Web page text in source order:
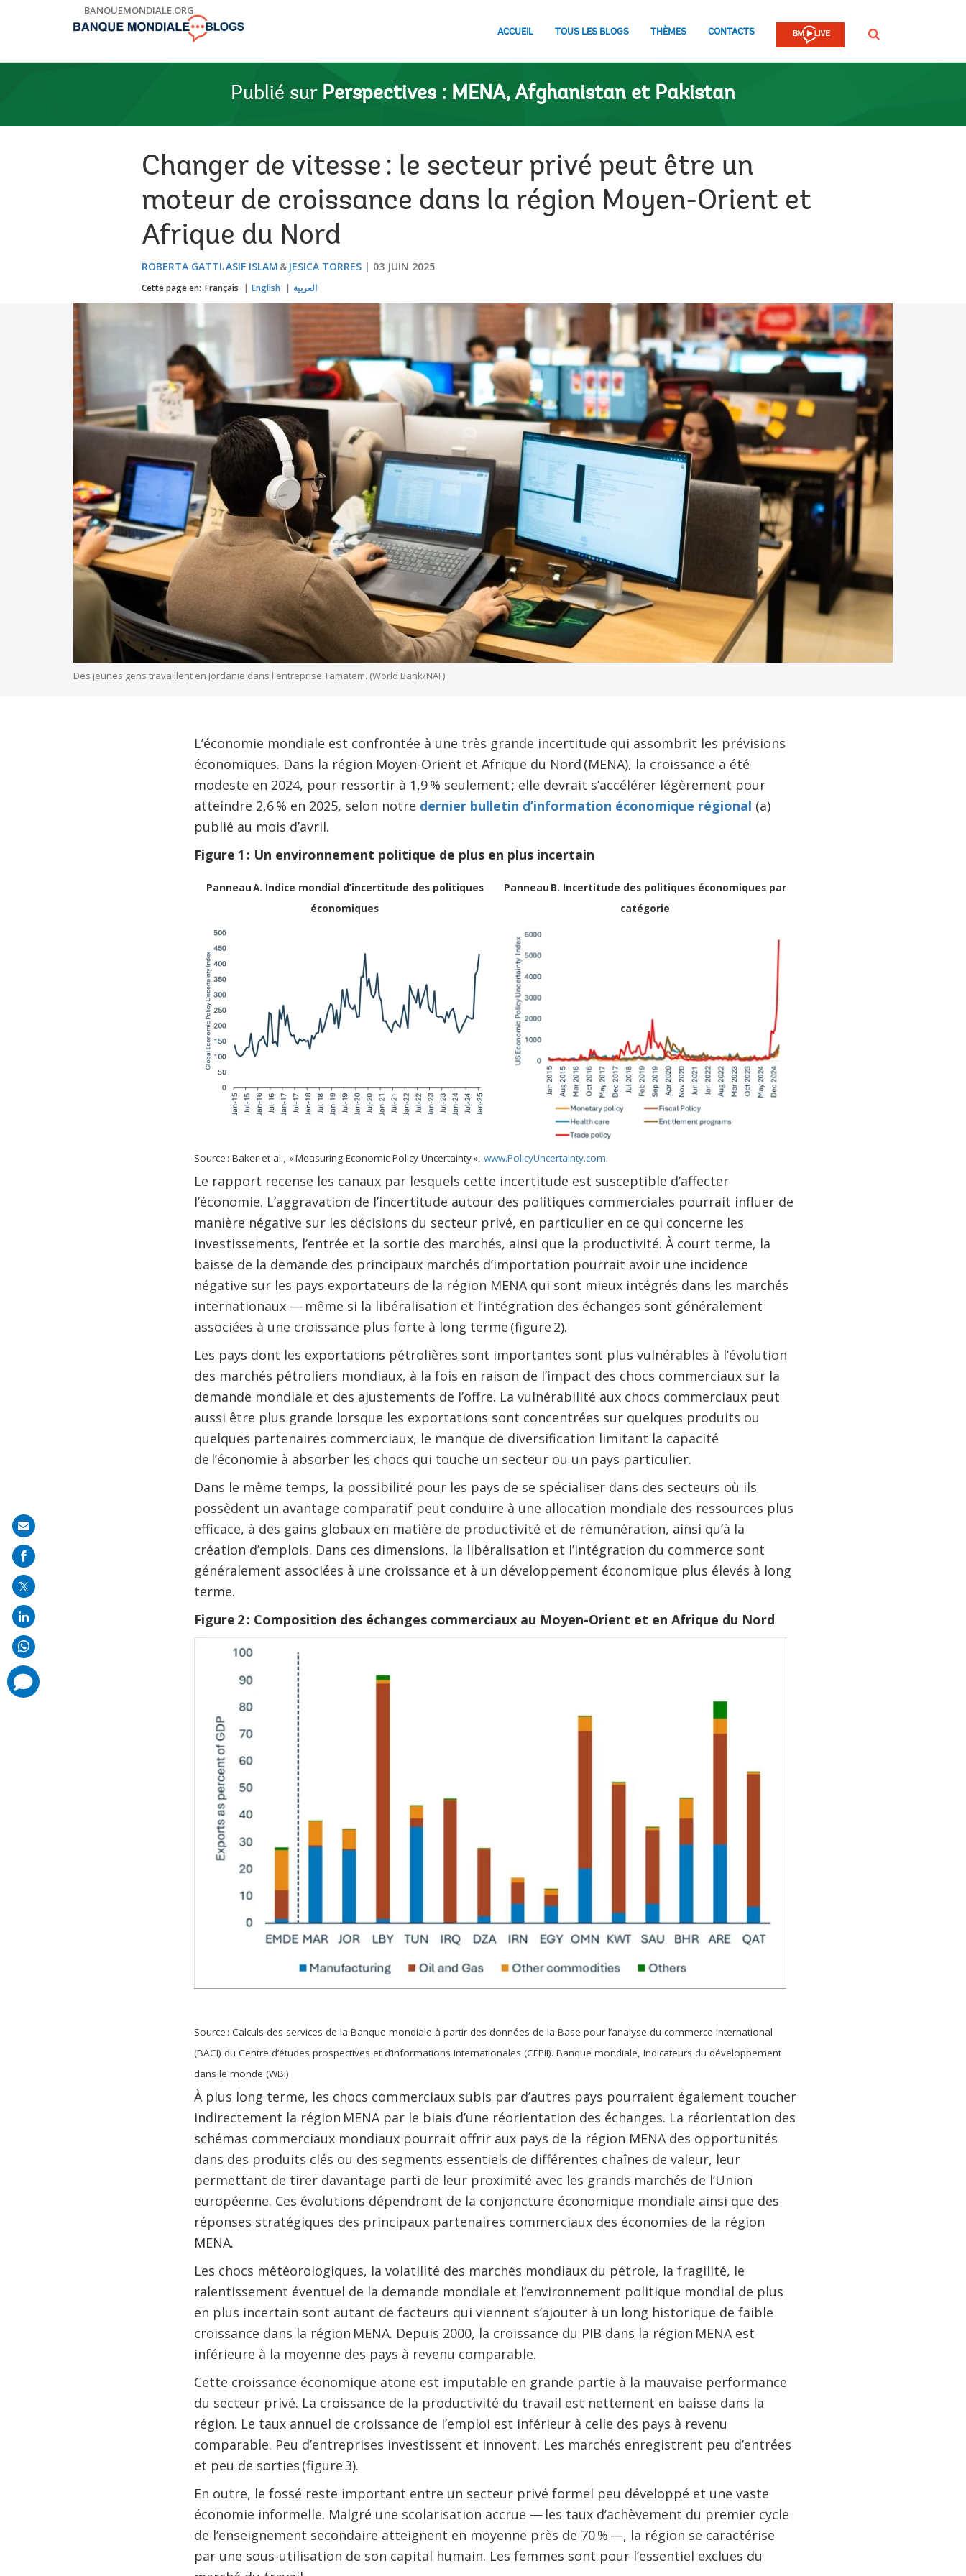
BANQUEMONDIALE.ORG
ACCUEIL TOUS LES BLOGS THÈMES CONTACTS Rechercher
Publié sur Perspectives : MENA, Afghanistan et Pakistan
Changer de vitesse : le secteur privé peut être un
moteur de croissance dans la région Moyen-Orient et
Afrique du Nord
ROBERTA GATTI ASIF ISLAM JESICA TORRES 03 JUIN 2025
Cette page en: Français English العربية
Des jeunes gens travaillent en Jordanie dans l'entreprise Tamatem. (World Bank/NAF)
L’économie mondiale est confrontée à une très grande incertitude qui assombrit les prévisions
économiques. Dans la région Moyen-Orient et Afrique du Nord (MENA), la croissance a été
modeste en 2024, pour ressortir à 1,9 % seulement ; elle devrait s’accélérer légèrement pour
atteindre 2,6 % en 2025, selon notre dernier bulletin d’information économique régional (a)
publié au mois d’avril.
Figure 1 : Un environnement politique de plus en plus incertain
Panneau A. Indice mondial d’incertitude des politiques
économiques
Panneau B. Incertitude des politiques économiques par
catégorie
Source : Baker et al., « Measuring Economic Policy Uncertainty », www.PolicyUncertainty.com.
Le rapport recense les canaux par lesquels cette incertitude est susceptible d’affecter
l’économie. L’aggravation de l’incertitude autour des politiques commerciales pourrait influer de
manière négative sur les décisions du secteur privé, en particulier en ce qui concerne les
investissements, l’entrée et la sortie des marchés, ainsi que la productivité. À court terme, la
baisse de la demande des principaux marchés d’importation pourrait avoir une incidence
négative sur les pays exportateurs de la région MENA qui sont mieux intégrés dans les marchés
internationaux — même si la libéralisation et l’intégration des échanges sont généralement
associées à une croissance plus forte à long terme (figure 2).
Les pays dont les exportations pétrolières sont importantes sont plus vulnérables à l’évolution
des marchés pétroliers mondiaux, à la fois en raison de l’impact des chocs commerciaux sur la
demande mondiale et des ajustements de l’offre. La vulnérabilité aux chocs commerciaux peut
aussi être plus grande lorsque les exportations sont concentrées sur quelques produits ou
quelques partenaires commerciaux, le manque de diversification limitant la capacité
de l’économie à absorber les chocs qui touche un secteur ou un pays particulier.
Dans le même temps, la possibilité pour les pays de se spécialiser dans des secteurs où ils
possèdent un avantage comparatif peut conduire à une allocation mondiale des ressources plus
efficace, à des gains globaux en matière de productivité et de rémunération, ainsi qu’à la
création d’emplois. Dans ces dimensions, la libéralisation et l’intégration du commerce sont
généralement associées à une croissance et à un développement économique plus élevés à long
terme.
Figure 2 : Composition des échanges commerciaux au Moyen-Orient et en Afrique du Nord
Source : Calculs des services de la Banque mondiale à partir des données de la Base pour l’analyse du commerce international
(BACI) du Centre d’études prospectives et d’informations internationales (CEPII). Banque mondiale, Indicateurs du développement
dans le monde (WBI).
À plus long terme, les chocs commerciaux subis par d’autres pays pourraient également toucher
indirectement la région MENA par le biais d’une réorientation des échanges. La réorientation des
schémas commerciaux mondiaux pourrait offrir aux pays de la région MENA des opportunités
dans des produits clés ou des segments essentiels de différentes chaînes de valeur, leur
permettant de tirer davantage parti de leur proximité avec les grands marchés de l’Union
européenne. Ces évolutions dépendront de la conjoncture économique mondiale ainsi que des
réponses stratégiques des principaux partenaires commerciaux des économies de la région
MENA.
Les chocs météorologiques, la volatilité des marchés mondiaux du pétrole, la fragilité, le
ralentissement éventuel de la demande mondiale et l’environnement politique mondial de plus
en plus incertain sont autant de facteurs qui viennent s’ajouter à un long historique de faible
croissance dans la région MENA. Depuis 2000, la croissance du PIB dans la région MENA est
inférieure à la moyenne des pays à revenu comparable.
Cette croissance économique atone est imputable en grande partie à la mauvaise performance
du secteur privé. La croissance de la productivité du travail est nettement en baisse dans la
région. Le taux annuel de croissance de l’emploi est inférieur à celle des pays à revenu
comparable. Peu d’entreprises investissent et innovent. Les marchés enregistrent peu d’entrées
et peu de sorties (figure 3).
En outre, le fossé reste important entre un secteur privé formel peu développé et une vaste
économie informelle. Malgré une scolarisation accrue — les taux d’achèvement du premier cycle
de l’enseignement secondaire atteignent en moyenne près de 70 % —, la région se caractérise
par une sous-utilisation de son capital humain. Les femmes sont pour l’essentiel exclues du
Share
on
mail
comments
added